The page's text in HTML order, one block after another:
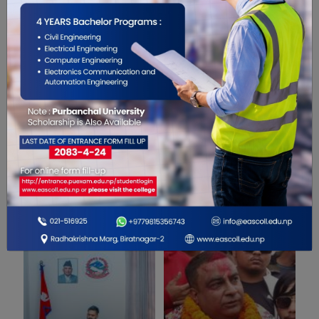
सम्बंधित खबरहरु